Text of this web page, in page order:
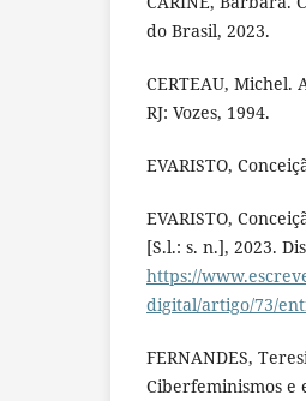
do Brasil, 2023.
CERTEAU, Michel.
RJ: Vozes, 1994.
EVARISTO,
EVARISTO,
[S.l.: s. n.], 2023.
https://
digital/artigo/73/
FERNANDES,
Ciberfeminismos e